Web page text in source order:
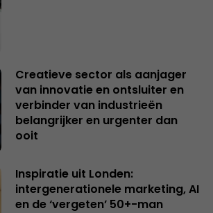
Creatieve sector als aanjager
van innovatie en ontsluiter en
verbinder van industrieën
belangrijker en urgenter dan
ooit
Inspiratie uit Londen:
intergenerationele marketing, AI
en de ‘vergeten’ 50+-man